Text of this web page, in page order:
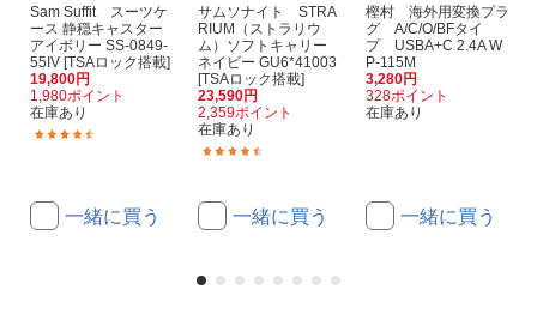
Sam Suffit スーツケ
ース 静穏キャスター
アイボリー SS-0849-
55IV [TSAロック搭載]
19,800円
1,980ポイント
在庫あり
一緒に買う
サムソナイト STRA
RIUM（ストラリウ
ム）ソフトキャリー
ネイビー GU6*41003
[TSAロック搭載]
23,590円
2,359ポイント
在庫あり
一緒に買う
樫村 海外用変換プラ
グ A/C/O/BFタイ
プ USBA+C 2.4A W
P-115M
3,280円
328ポイント
在庫あり
一緒に買う